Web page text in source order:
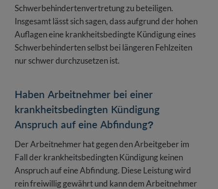
Schwerbehindertenvertretung zu beteiligen.
Insgesamt lässt sich sagen, dass aufgrund der hohen
Auflagen eine krankheitsbedingte Kündigung eines
Schwerbehinderten selbst bei längeren Fehlzeiten
nur schwer durchzusetzen ist.
Haben Arbeitnehmer bei einer
krankheitsbedingten Kündigung
Anspruch auf eine Abfindung?
Der Arbeitnehmer hat gegen den Arbeitgeber im
Fall der krankheitsbedingten Kündigung keinen
Anspruch auf eine Abfindung. Diese Leistung wird
rein freiwillig gewährt und kann dem Arbeitnehmer